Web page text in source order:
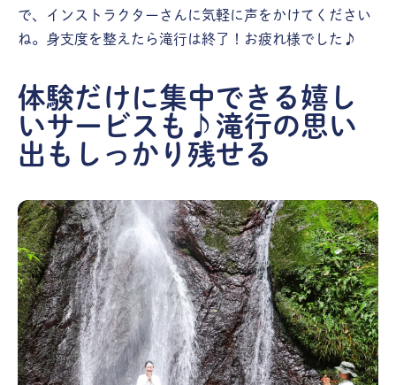
で、インストラクターさんに気軽に声をかけてください
ね。身支度を整えたら滝行は終了！お疲れ様でした♪
体験だけに集中できる嬉し
いサービスも♪滝行の思い
出もしっかり残せる